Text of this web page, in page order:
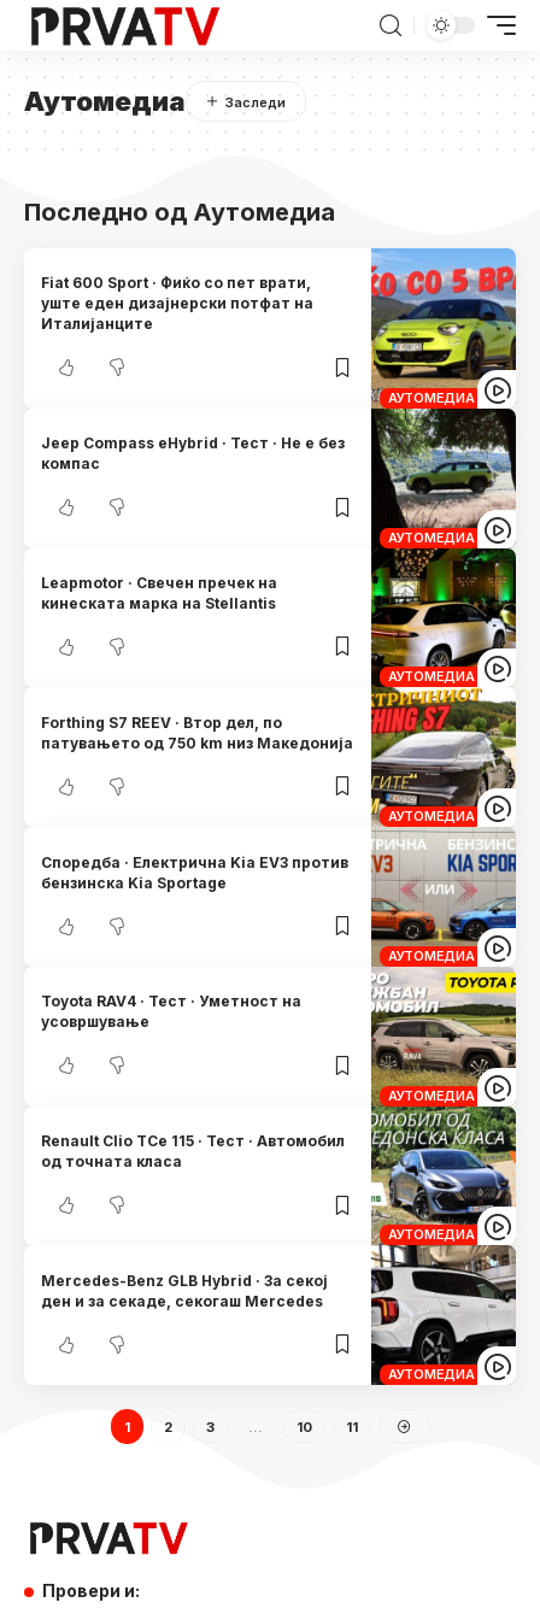
Аутомедиа
Последно од Аутомедиа
АУТОМЕДИА
Fiat 600 Sport · Фиќо со пет врати,
уште еден дизајнерски потфат на
Италијанците
АУТОМЕДИА
Jeep Compass eHybrid · Тест · Не е без
компас
АУТОМЕДИА
Leapmotor · Свечен пречек нa
кинеската марка на Stellantis
АУТОМЕДИА
Forthing S7 REEV · Втор дел, по
патувањето од 750 km низ Македонија
АУТОМЕДИА
Споредба · Електрична Kia EV3 против
бензинска Kia Sportage
АУТОМЕДИА
Toyota RAV4 · Тест · Уметност на
усовршување
АУТОМЕДИА
Renault Clio TCe 115 · Тест · Автомобил
од точната класа
АУТОМЕДИА
Mercedes-Benz GLB Hybrid · За секој
ден и за секаде, секогаш Mercedes
1 2 3 10 11
Провери и: